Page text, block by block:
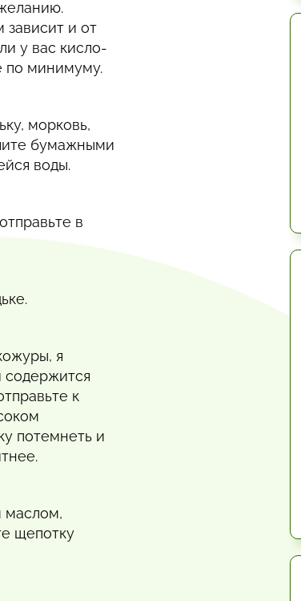
зависит и от
у вас кисло-
по минимуму.
морковь,
бумажными
воды.
в
я
содержится
к
потемнеть и
маслом,
щепотку